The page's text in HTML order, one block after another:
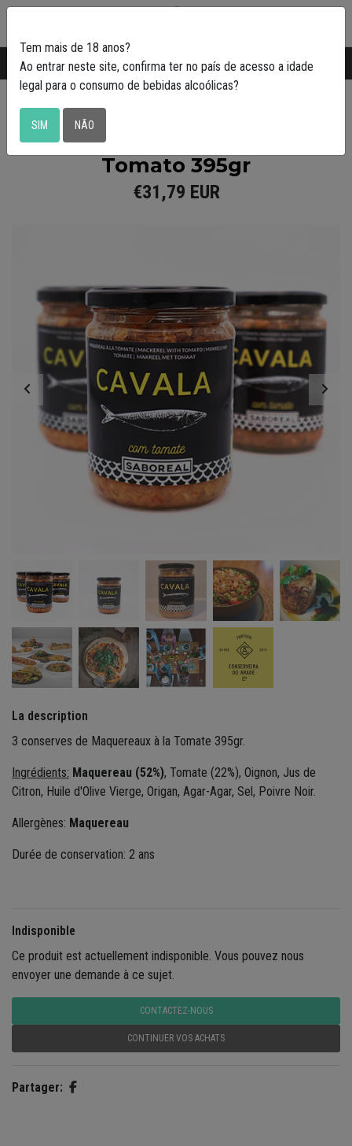
Transporte gratuito em Portugal a partir de50€
3 jars of Mackerel with
Tomato 395gr
€31,79 EUR
La description
3 conserves de Maquereaux à la Tomate 395gr.
Ingrédients: Maquereau (52%), Tomate (22%), Oignon, Jus de
Citron, Huile d'Olive Vierge, Origan, Agar-Agar, Sel, Poivre Noir.
Allergènes: Maquereau
Durée de conservation: 2 ans
Indisponible
Ce produit est actuellement indisponible. Vous pouvez nous
envoyer une demande à ce sujet.
CONTACTEZ-NOUS
CONTINUER VOS ACHATS
Partager:
Tem mais de 18 anos?
Ao entrar neste site, confirma ter no país de acesso a idade
legal para o consumo de bebidas alcoólicas?
SIM NÃO